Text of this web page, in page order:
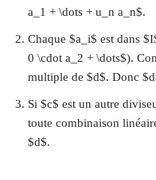
a_1 + \dots + u_n a_n$.
Chaque $a_i$ est dans
0 \cdot a_2 + \dots$).
multiple de $d$. Donc
Si $c$ est un autre
toute combinaison
$d$.